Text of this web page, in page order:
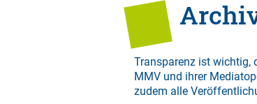
Transparenz ist wichtig,
MMV und ihrer
zudem alle